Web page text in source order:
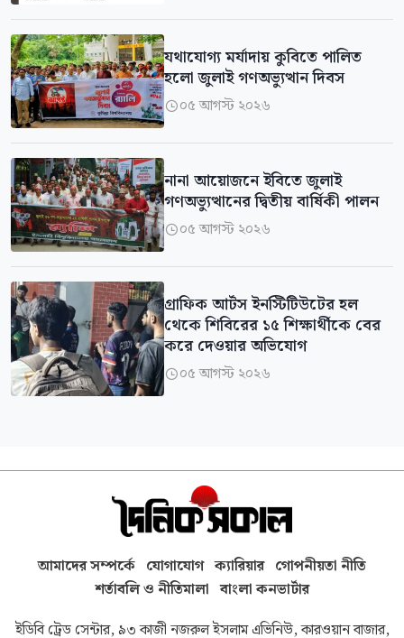
‎যথাযোগ্য মর্যাদায় কুবিতে পালিত
হলো জুলাই গণঅভ্যুত্থান দিবস
০৫ আগস্ট ২০২৬
নানা আয়োজনে ইবিতে জুলাই
গণঅভ্যুত্থানের দ্বিতীয় বার্ষিকী পালন
০৫ আগস্ট ২০২৬
গ্রাফিক আর্টস ইনস্টিটিউটের হল
থেকে শিবিরের ১৫ শিক্ষার্থীকে বের
করে দেওয়ার অভিযোগ
০৫ আগস্ট ২০২৬
আমাদের সম্পর্কে যোগাযোগ ক্যারিয়ার গোপনীয়তা নীতি
শর্তাবলি ও নীতিমালা বাংলা কনভার্টার
ইডিবি ট্রেড সেন্টার, ৯৩ কাজী নজরুল ইসলাম এভিনিউ, কারওয়ান বাজার,